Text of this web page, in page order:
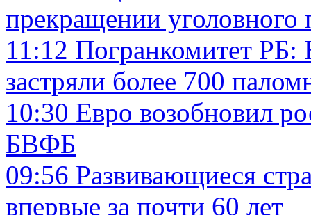
прекращении уголовного
11:12 Погранкомитет РБ:
застряли более 700
10:30 Евро возобновил
БВФБ
09:56 Развивающиеся
впервые за почти 60 лет